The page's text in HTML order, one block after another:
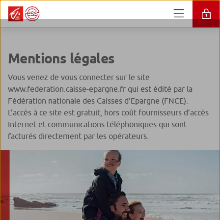
Mentions légales
Vous venez de vous connecter sur le site
www.federation.caisse-epargne.fr qui est édité par la
Fédération nationale des Caisses d’Epargne (FNCE).
L’accès à ce site est gratuit, hors coût fournisseurs d’accès
Internet et communications téléphoniques qui sont
facturés directement par les opérateurs.